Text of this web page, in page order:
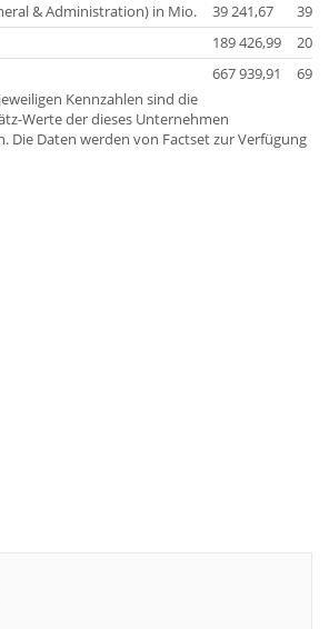
& Administration) in Mio.
39 241,67
39
189 426,99
205
667 939,91
692
Kennzahlen sind die
Werte der dieses Unternehmen
Die Daten werden von Factset zur Verfügung